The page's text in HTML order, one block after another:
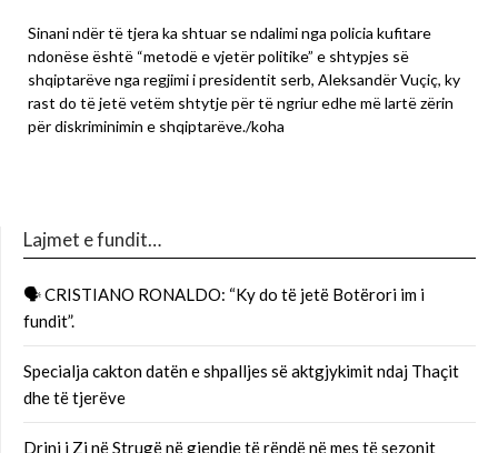
Sinani ndër të tjera ka shtuar se ndalimi nga policia kufitare
ndonëse është “metodë e vjetër politike” e shtypjes së
shqiptarëve nga regjimi i presidentit serb, Aleksandër Vuçiç, ky
rast do të jetë vetëm shtytje për të ngriur edhe më lartë zërin
për diskriminimin e shqiptarëve./koha
Lajmet e fundit…
🗣 CRISTIANO RONALDO: “Ky do të jetë Botërori im i
fundit”.
Specialja cakton datën e shpalljes së aktgjykimit ndaj Thaçit
dhe të tjerëve
Drini i Zi në Strugë në gjendje të rëndë në mes të sezonit